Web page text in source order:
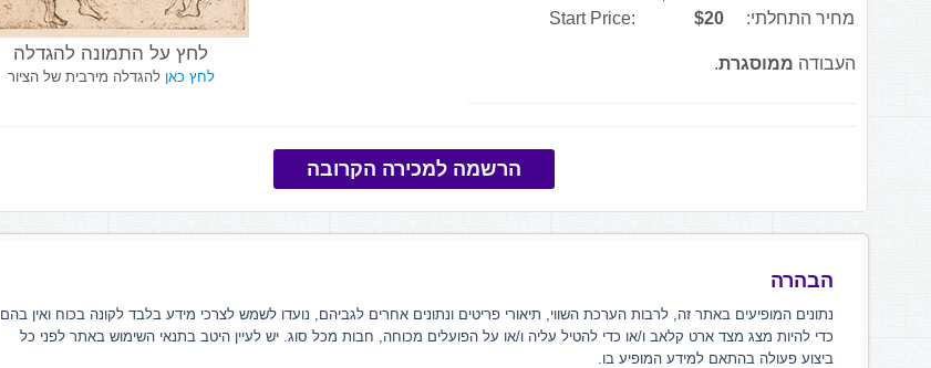
לחץ על התמונה להגדלה
לחץ כאן להגדלה מירבית של הציור
מחיר התחלתי:
$20
Start Price:
העבודה ממוסגרת.
הרשמה למכירה הקרובה
הבהרה
נתונים המופיעים באתר זה, לרבות הערכת השווי, תיאורי פריטים ונתונים אחרים לגביהם, נועדו לשמש לצרכי מידע בלבד לקונה בכוח ואין בהם
כדי להיות מצג מצד ארט קלאב ו/או כדי להטיל עליה ו/או על הפועלים מכוחה, חבות מכל סוג. יש לעיין היטב בתנאי השימוש באתר לפני כל
ביצוע פעולה בהתאם למידע המופיע בו.